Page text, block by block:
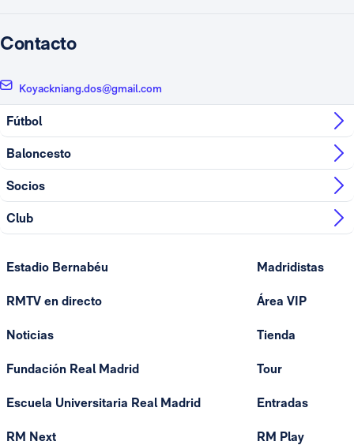
Contacto
Koyackniang.dos@gmail.com
Fútbol
Baloncesto
Socios
Club
Estadio Bernabéu
RMTV en directo
Noticias
Fundación Real Madrid
Escuela Universitaria Real Madrid
RM Next
Madridistas
Área VIP
Tienda
Tour
Entradas
RM Play